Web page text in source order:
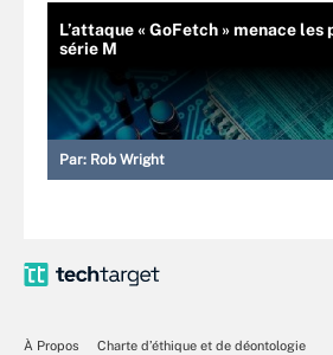
L’attaque « GoFetch » menace
série M
Par: Rob Wright
À Propos
Charte d’éthique et de déontologie